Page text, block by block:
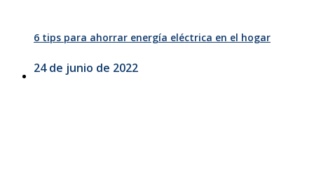
6 tips para ahorrar energía eléctrica en el hogar
24 de junio de 2022